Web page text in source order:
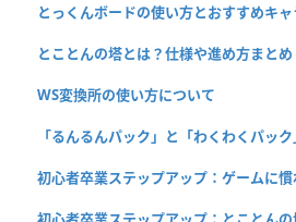
とっくんボードの使い方とおすすめキャ
とことんの塔とは？仕様や進め方まとめ
WS変換所の使い方について
「るんるんパック」と「わくわくパッ
初心者卒業ステップアップ：ゲームに